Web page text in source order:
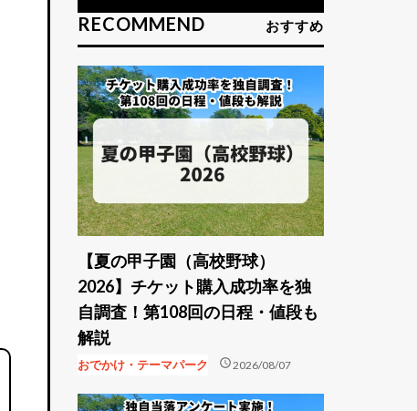
RECOMMEND おすすめ
【夏の甲子園（高校野球）
2026】チケット購入成功率を独
自調査！第108回の日程・値段も
解説
おでかけ・テーマパーク schedule2026/08/07